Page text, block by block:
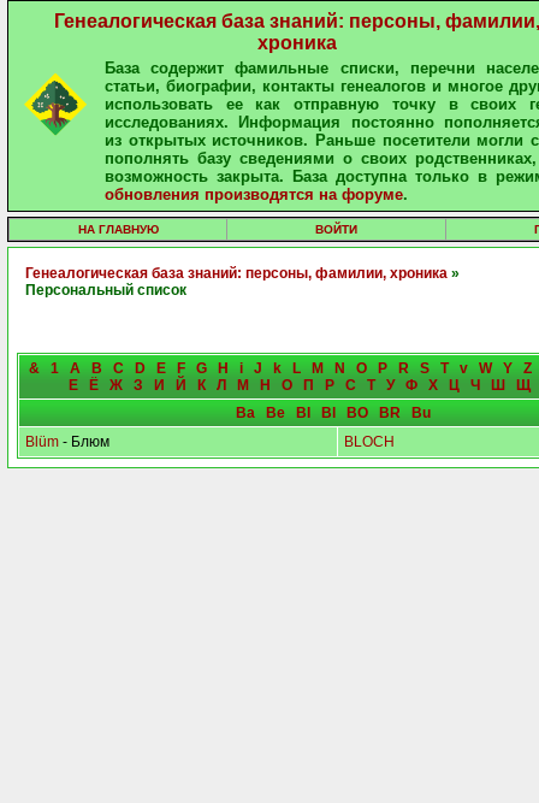
Генеалогическая база знаний: персоны, фамилии,
хроника
База содержит фамильные списки, перечни
статьи, биографии, контакты генеалогов и многое
использовать ее как отправную точку в своих
исследованиях. Информация постоянно
из открытых источников. Раньше посетители могли
пополнять базу сведениями о своих
возможность закрыта. База доступна только в
обновления производятся на форуме.
НА ГЛАВНУЮ ВОЙТИ
Генеалогическая база знаний: персоны, фамилии, хроника »
Персональный список
& 1 A B C D E F G H i J k L M N O P R S T v W Y
Z
Е
Ё Ж З И Й К Л М Н О П Р С Т У Ф Х Ц Ч Ш
Щ
Ba
Be BI Bl BO BR
Bu
Blüm - Блюм BLOCH